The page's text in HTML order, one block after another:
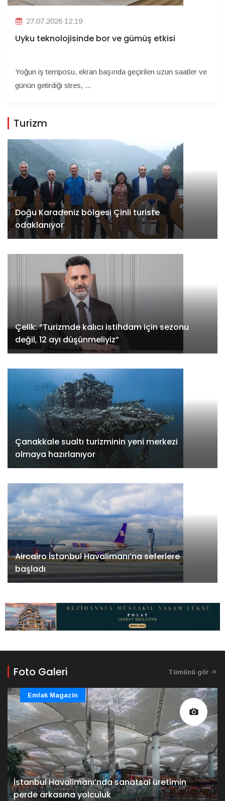
27.07.2026 12:19
Uyku teknolojisinde bor ve gümüş etkisi
Yoğun iş temposu, ekran başında geçirilen uzun saatler ve
günün getirdiği stres, ...
Turizm
Doğu Karadeniz bölgesi Çinli turiste
odaklanıyor
Çelik: “Turizmde kalıcı istihdam için sezonu
değil, 12 ayı düşünmeliyiz”
Çanakkale sualtı turizminin yeni merkezi
olmaya hazırlanıyor
Aircairo İstanbul Havalimanı’na seferlere
başladı
Foto Galeri Tümünü gör
İstanbul Havalimanı’nda sanatsal üretimin
perde arkasına yolculuk
Emlak Magazin